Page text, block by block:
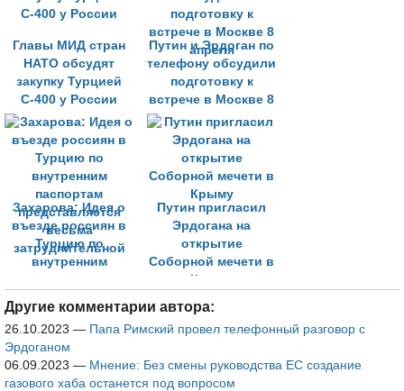
Главы МИД стран
НАТО обсудят
закупку Турцией
С-400 у России
Путин и Эрдоган по
телефону обсудили
подготовку к
встрече в Москве 8
апреля
Захарова: Идея о
въезде россиян в
Турцию по
внутренним
весьма
затруднительной
Путин пригласил
Эрдогана на
открытие
Соборной мечети в
Крыму
Другие комментарии автора:
26.10.2023 — Папа Римский провел телефонный разговор с
Эрдоганом
06.09.2023 — Мнение: Без смены руководства ЕС создание
газового хаба останется под вопросом